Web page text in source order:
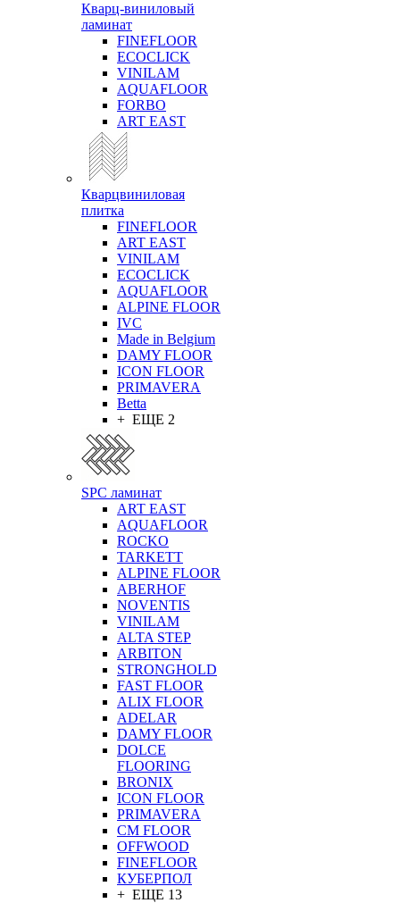
Кварц-виниловый
ламинат
FINEFLOOR
ECOCLICK
VINILAM
AQUAFLOOR
FORBO
ART EAST
Кварцвиниловая
плитка
FINEFLOOR
ART EAST
VINILAM
ECOCLICK
AQUAFLOOR
ALPINE FLOOR
IVC
Made in Belgium
DAMY FLOOR
ICON FLOOR
PRIMAVERA
Betta
+ ЕЩЕ 2
SPC ламинат
ART EAST
AQUAFLOOR
ROCKO
TARKETT
ALPINE FLOOR
ABERHOF
NOVENTIS
VINILAM
ALTA STEP
ARBITON
STRONGHOLD
FAST FLOOR
ALIX FLOOR
ADELAR
DAMY FLOOR
DOLCE
FLOORING
BRONIX
ICON FLOOR
PRIMAVERA
CM FLOOR
OFFWOOD
FINEFLOOR
КУБЕРПОЛ
+ ЕЩЕ 13